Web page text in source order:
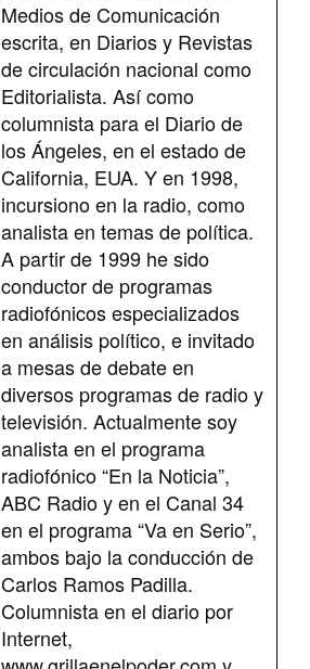
Medios de Comunicación
escrita, en Diarios y Revistas
de circulación nacional como
Editorialista. Así como
columnista para el Diario de
los Ángeles, en el estado de
California, EUA. Y en 1998,
incursiono en la radio, como
analista en temas de política.
A partir de 1999 he sido
conductor de programas
radiofónicos especializados
en análisis político, e invitado
a mesas de debate en
diversos programas de radio y
televisión. Actualmente soy
analista en el programa
radiofónico “En la Noticia”,
ABC Radio y en el Canal 34
en el programa “Va en Serio”,
ambos bajo la conducción de
Carlos Ramos Padilla.
Columnista en el diario por
Internet,